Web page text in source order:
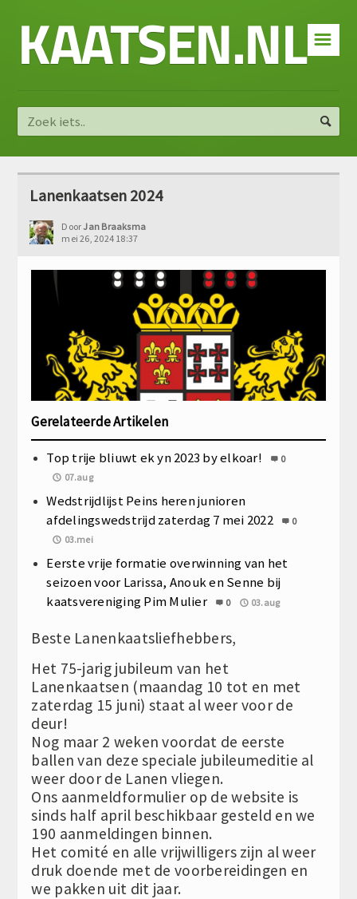
☰
KAATSEN.NL
Lanenkaatsen 2024
DoorJan Braaksma
mei 26, 2024 18:37
Gerelateerde Artikelen
Top trije bliuwt ek yn 2023 by elkoar!
0
07.aug
Wedstrijdlijst Peins heren junioren
afdelingswedstrijd zaterdag 7 mei 2022
0
03.mei
Eerste vrije formatie overwinning van het
seizoen voor Larissa, Anouk en Senne bij
kaatsvereniging Pim Mulier
0 03.aug
Beste Lanenkaatsliefhebbers,
Het 75-jarig jubileum van het
Lanenkaatsen (maandag 10 tot en met
zaterdag 15 juni) staat al weer voor de
deur!
Nog maar 2 weken voordat de eerste
ballen van deze speciale jubileumeditie al
weer door de Lanen vliegen.
Ons aanmeldformulier op de website is
sinds half april beschikbaar gesteld en we
190 aanmeldingen binnen.
Het comité en alle vrijwilligers zijn al weer
druk doende met de voorbereidingen en
we pakken uit dit jaar.